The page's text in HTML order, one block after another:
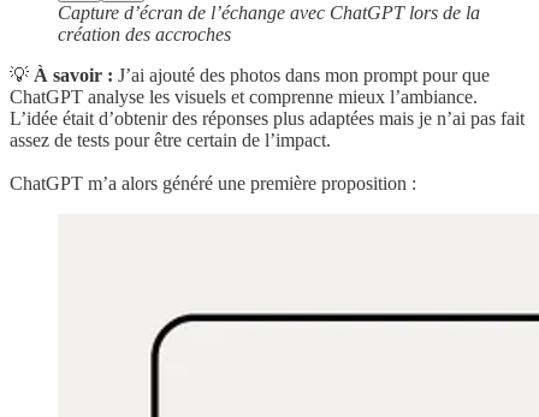
Capture d’écran de l’échange avec ChatGPT lors de la
création des accroches
💡 À savoir : J’ai ajouté des photos dans mon prompt pour que
ChatGPT analyse les visuels et comprenne mieux l’ambiance.
L’idée était d’obtenir des réponses plus adaptées mais je n’ai pas fait
assez de tests pour être certain de l’impact.
ChatGPT m’a alors généré une première proposition :